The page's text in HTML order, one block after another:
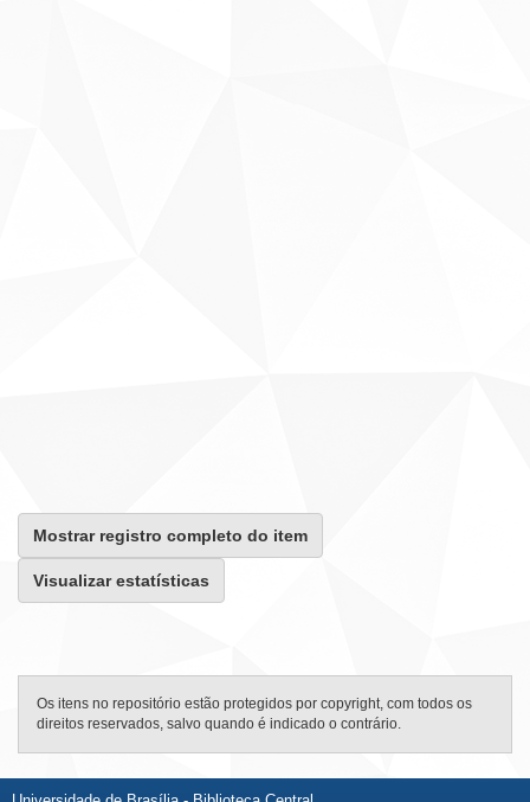
Mostrar registro completo do item
Visualizar estatísticas
Os itens no repositório estão protegidos por copyright, com todos os
direitos reservados, salvo quando é indicado o contrário.